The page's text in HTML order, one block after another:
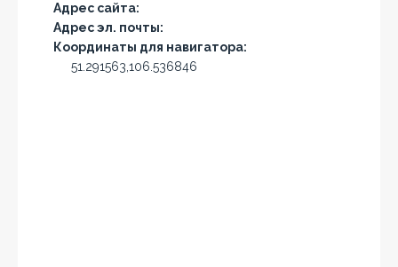
Адрес сайта:
Адрес эл. почты:
Координаты для навигатора:
51.291563,106.536846